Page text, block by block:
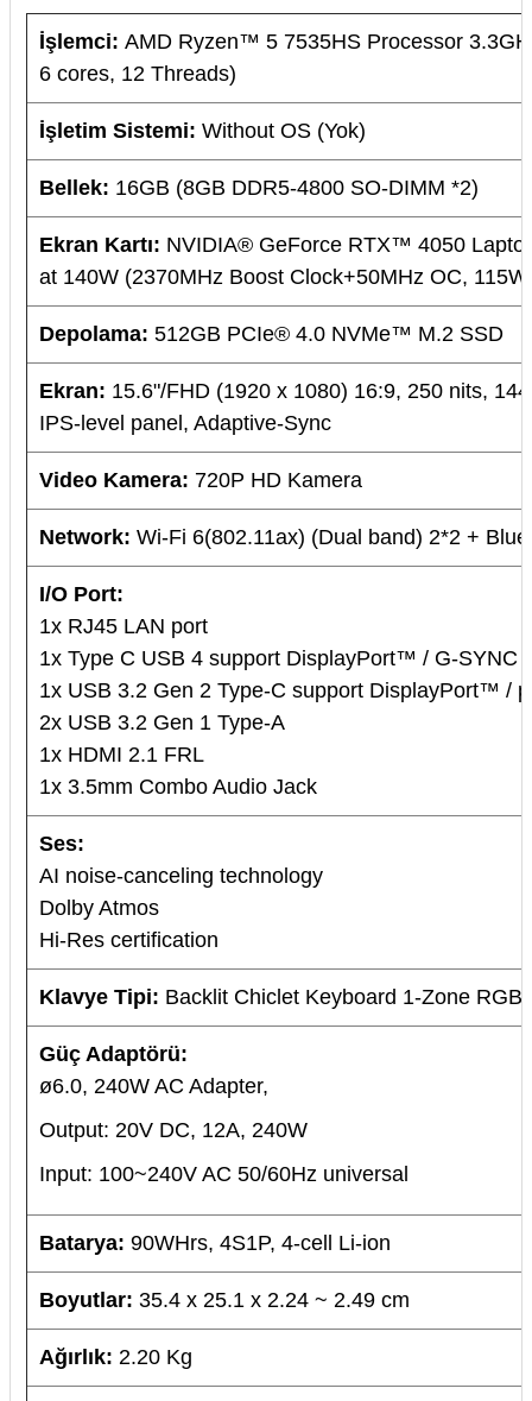
İşlemci: AMD Ryzen™ 5 7535HS Processor
6 cores, 12 Threads)
İşletim Sistemi: Without OS (Yok)
Bellek: 16GB (8GB DDR5-4800 SO-DIMM *2)
Ekran Kartı: NVIDIA® GeForce RTX™ 4050
at 140W (2370MHz Boost Clock+50MHz OC,
Depolama: 512GB PCIe® 4.0 NVMe™ M.2 SSD
Ekran: 15.6"/FHD (1920 x 1080) 16:9, 250 nits,
IPS-level panel, Adaptive-Sync
Video Kamera: 720P HD Kamera
Network: Wi-Fi 6(802.11ax) (Dual band) 2*2 +
I/O Port:
1x RJ45 LAN port
1x Type C USB 4 support DisplayPort™ / G-SYNC
1x USB 3.2 Gen 2 Type-C support DisplayPort™ /
2x USB 3.2 Gen 1 Type-A
1x HDMI 2.1 FRL
1x 3.5mm Combo Audio Jack
Ses:
AI noise-canceling technology
Dolby Atmos
Hi-Res certification
Klavye Tipi: Backlit Chiclet Keyboard 1-Zone RGB
Güç Adaptörü:
ø6.0, 240W AC Adapter,
Output: 20V DC, 12A, 240W
Input: 100~240V AC 50/60Hz universal
Batarya: 90WHrs, 4S1P, 4-cell Li-ion
Boyutlar: 35.4 x 25.1 x 2.24 ~ 2.49 cm
Ağırlık: 2.20 Kg